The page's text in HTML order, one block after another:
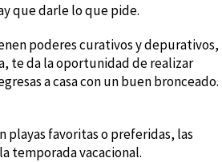
que darle lo que pide.
poderes curativos y depurativos,
te da la oportunidad de realizar
a casa con un buen bronceado.
playas favoritas o preferidas, las
temporada vacacional.